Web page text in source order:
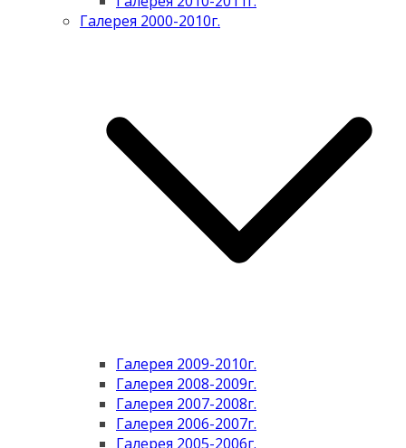
Галерея 2000-2010г.
Галерея 2009-2010г.
Галерея 2008-2009г.
Галерея 2007-2008г.
Галерея 2006-2007г.
Галерея 2005-2006г.